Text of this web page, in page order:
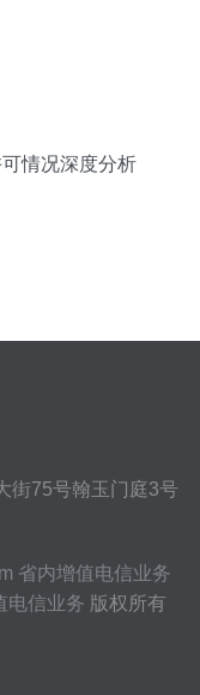
情况深度分析
街75号翰玉门庭3号
省内增值电信业务
电信业务 版权所有